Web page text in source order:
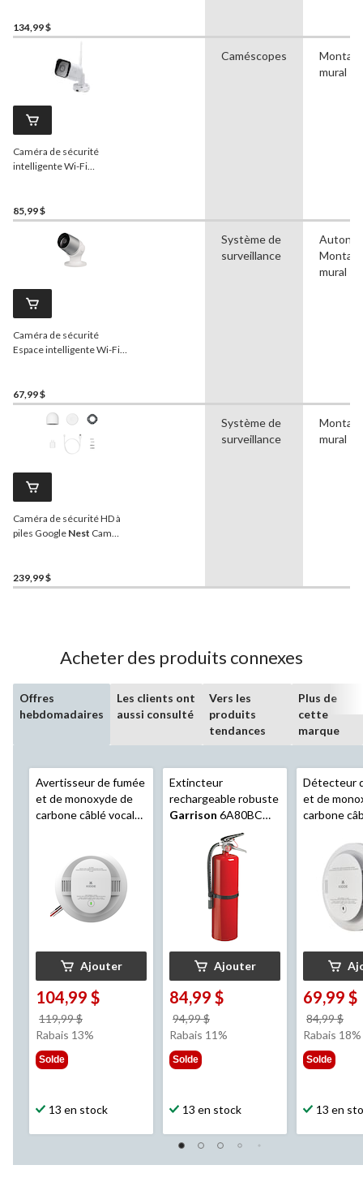
134,99 $
Caméra de sécurité
intelligente Wi-Fi
1080p
85,99 $
Caméscopes
mural
Caméra de sécurité
Espace intelligente Wi-Fi
mouvement
67,99 $
Système de
surveillance
mural
Caméra de sécurité HD à
piles Google Nest Cam
239,99 $
Système de
surveillance
mural
Acheter des produits connexes
Offres
hebdomadaires
Les clients ont
aussi consulté
Vers les
produits
tendances
Plus de
cette
marque
Avertisseur de fumée
et de monoxyde de
carbone câblé vocal
scellée de 10 ans et
alertes vocales
Ajouter
104,99 $
119,99 $
était
Rabais 13%
Solde
13 en stock
Extincteur
rechargeable robuste
Garrison 6A80BC
avec crochet, 10 lb,
Ajouter
84,99 $
94,99 $
était
Rabais 11%
Solde
13 en stock
Détecteur
et de
carbone
pile de
alertes
69,99 $
84,99 $
Rabais 18%
Solde
13 en